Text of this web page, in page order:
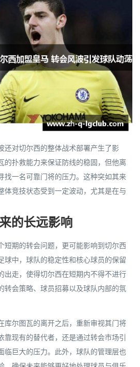
还对切尔西的整体战术部署产生了影
的扑救能力来保证防线的稳固，但他离
找一名可靠门将的压力。这种突如其来
体竞技状态受到一定波动，尤其是在与
的长远影响
短期的转会问题，更可能影响到切尔西
球中，球队的稳定性和核心球员的保留
出走，使得切尔西在短期内不得不进行
转会策略、球员招募以及球队内部的氛
库尔图瓦的离开之后，重新审视其门将
靠现有的替代者，还是通过转会市场引
临巨大的压力。此外，球队的管理层也